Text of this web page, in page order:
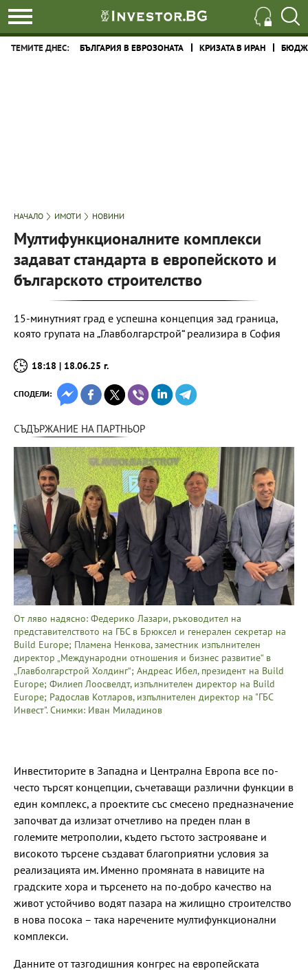
ТЕМИТЕ ДНЕС: БЪЛГАРИЯ В ЕВРОЗОНАТА КРИЗАТА В ИРАН
НАЧАЛО ИМОТИ НОВИНИ
Мултифункционалните комплекси
задават стандарта в европейското и
българското строителство
15-минутният град е успешна концепция зад граница,
която групата на „Главболгарстрой“ реализира в София
18:18 | 18.06.25 г.
СПОДЕЛИ:
СЪДЪРЖАНИЕ НА ПАРТНЬОР
От ляво надясно: Федерико Лазари, ръководител на
представителството на ГБС в Брюксел и генерален секретар на
Build Europe; Пламена Ненкова, заместник изпълнителен
директор „Международни отношения и бизнес развитие“ в
„Главболгарстрой Холдинг“; Андреас Ибел, президент на Build
Europe; Филиеп Лоосвелдт, изпълнителен директор на Build
Europe; Радослав Котларов, изпълнителен директор на "ГБС
Инвест". Снимки: Иван Миладинов
Инвеститорите в Западна и Централна Европа все по-
често търсят концепции, съчетаващи различни функции в
един комплекс, а проектите със смесено предназначение
започват да излизат отчетливо на преден план в
големите метрополии, където гъстото застрояване и
високото търсене създават благоприятни условия за
реализацията им. Именно промяната в навиците на
градските хора и търсенето на по-добро качество на
живот устойчиво водят пазара на жилищно строителство
в нова посока – така наречените мултифункционални
комплекси.
Данните от тазгодишния конгрес на европейската